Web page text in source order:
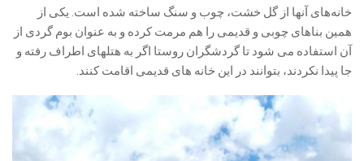
خانه‌های آنها از گل خشت، چوب و سنگ ساخته شده است. یکی از
همین بناهای چوبی و قدیمی را هم مرمت کرده و به عنوان بوم گردی از
آن استفاده می شود تا گردشگران روستا اگر به هتلهای اطراف رفته و
جا پیدا نکردند، بتوانند در این خانه های قدیمی اقامت کنند.